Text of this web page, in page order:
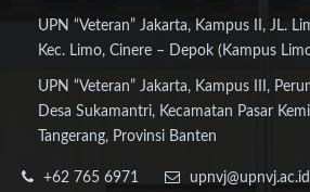
UPN “Veteran” Jakarta, Kampus II, JL.
Kec. Limo, Cinere – Depok (Kampus
UPN “Veteran” Jakarta, Kampus III,
Desa Sukamantri, Kecamatan Pasar
Tangerang, Provinsi Banten
+62 765 6971
upnvj@upnvj.ac.id